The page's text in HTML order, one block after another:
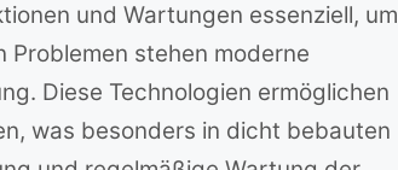
und Wartungen essenziell, um
Problemen stehen moderne
Diese Technologien ermöglichen
was besonders in dicht bebauten